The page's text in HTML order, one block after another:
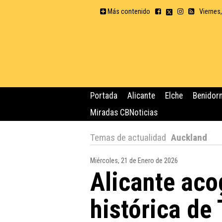
Más contenido
Portada Alicante Elche
Miradas CBNoticias
Temas de actualidad Auckland
Miércoles, 21 de Enero de 2026
Alicante
histórica de